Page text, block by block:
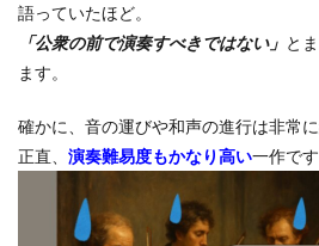
語っていたほど。
「公衆の前で演奏すべきではない」 と
ます。
確かに、音の運びや和声の進行は非常に
正直、 演奏難易度もかなり高い一作です